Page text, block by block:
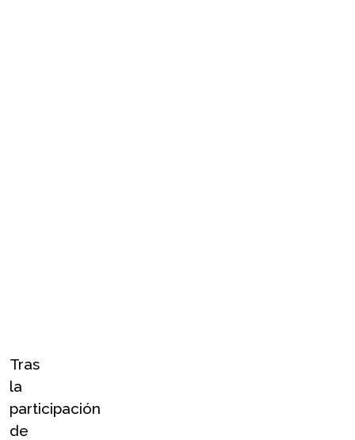
Tras
la
participación
de